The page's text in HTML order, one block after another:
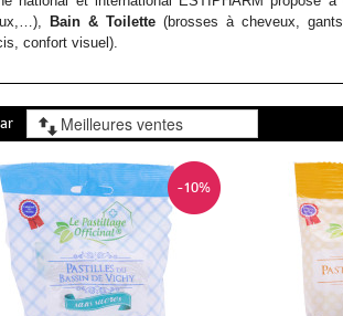
Bain & Toilette (brosses à cheveux,
confort visuel).
-10%